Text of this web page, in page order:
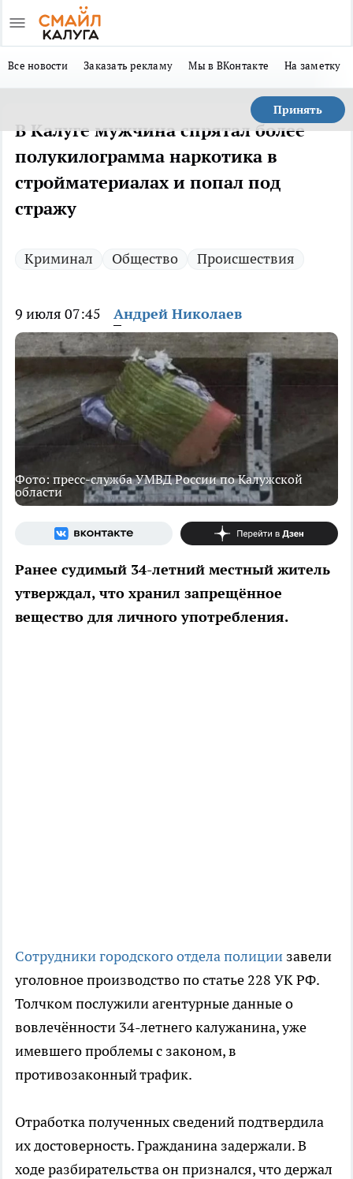
Все новости Заказать рекламу Мы в ВКонтакте На заметку
Принять
В Калуге мужчина спрятал более
полукилограмма наркотика в
стройматериалах и попал под
стражу
Криминал Общество Происшествия
9 июля 07:45 Андрей Николаев
Фото: пресс-служба УМВД России по Калужской
области
Ранее судимый 34-летний местный житель
утверждал, что хранил запрещённое
вещество для личного употребления.
Сотрудники городского отдела полиции завели
уголовное производство по статье 228 УК РФ.
Толчком послужили агентурные данные о
вовлечённости 34-летнего калужанина, уже
имевшего проблемы с законом, в
противозаконный трафик.
Отработка полученных сведений подтвердила
их достоверность. Гражданина задержали. В
ходе разбирательства он признался, что держал